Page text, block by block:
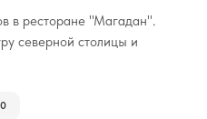
в ресторане "Магадан".
северной столицы и